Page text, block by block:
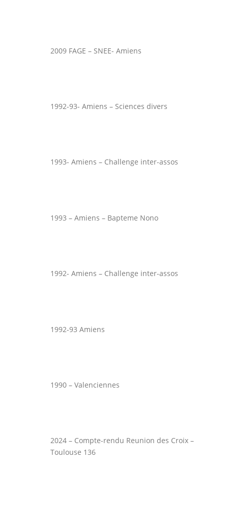
2009 FAGE – SNEE- Amiens
1992-93- Amiens – Sciences divers
1993- Amiens – Challenge inter-assos
1993 – Amiens – Bapteme Nono
1992- Amiens – Challenge inter-assos
1992-93 Amiens
1990 – Valenciennes
2024 – Compte-rendu Reunion des Croix –
Toulouse 136